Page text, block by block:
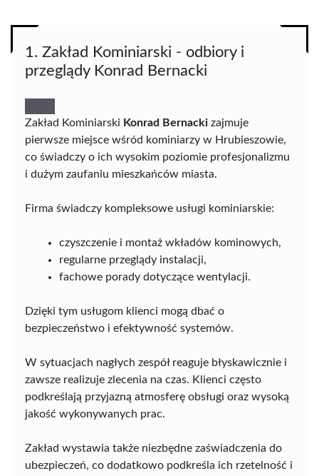
1. Zakład Kominiarski - odbiory i
przeglądy Konrad Bernacki
Zakład Kominiarski Konrad Bernacki zajmuje
pierwsze miejsce wśród kominiarzy w Hrubieszowie,
co świadczy o ich wysokim poziomie profesjonalizmu
i dużym zaufaniu mieszkańców miasta.
Firma świadczy kompleksowe usługi kominiarskie:
czyszczenie i montaż wkładów kominowych,
regularne przeglądy instalacji,
fachowe porady dotyczące wentylacji.
Dzięki tym usługom klienci mogą dbać o
bezpieczeństwo i efektywność systemów.
W sytuacjach nagłych zespół reaguje błyskawicznie i
zawsze realizuje zlecenia na czas. Klienci często
podkreślają przyjazną atmosferę obsługi oraz wysoką
jakość wykonywanych prac.
Zakład wystawia także niezbędne zaświadczenia do
ubezpieczeń, co dodatkowo podkreśla ich rzetelność i